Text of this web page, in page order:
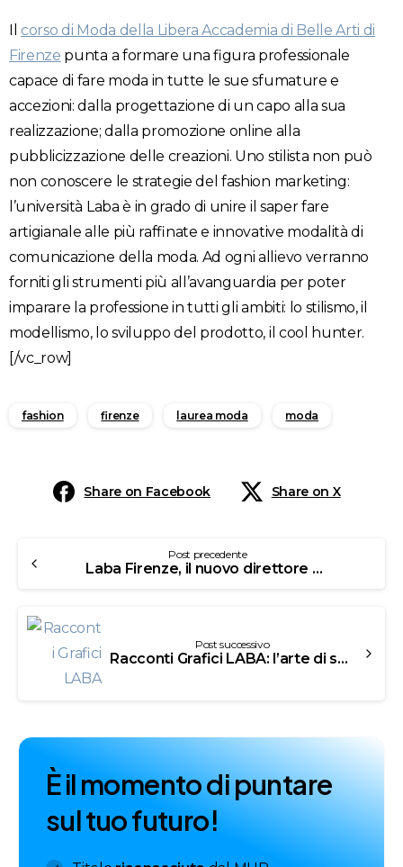
Il corso di Moda della Libera Accademia di Belle Arti di
Firenze punta a formare una figura professionale
capace di fare moda in tutte le sue sfumature e
accezioni: dalla progettazione di un capo alla sua
realizzazione; dalla promozione online alla
pubblicizzazione delle creazioni. Uno stilista non può
non conoscere le strategie del fashion marketing:
l’università Laba è in grado di unire il saper fare
artigianale alle più raffinate e innovative modalità di
comunicazione della moda. Ad ogni allievo verranno
forniti gli strumenti più all’avanguardia per poter
imparare la professione in tutti gli ambiti: lo stilismo, il
modellismo, lo sviluppo del prodotto, il cool hunter.
[/vc_row]
fashion firenze laurea moda moda
Share on Facebook Share on X
Post precedente
Laba Firenze, il nuovo direttore è Domenico Cafasso
Post successivo
Racconti Grafici LABA: l’arte di saper raccontare nuove storie attraverso le immagini
Èilmomentodipuntare
sultuofuturo!